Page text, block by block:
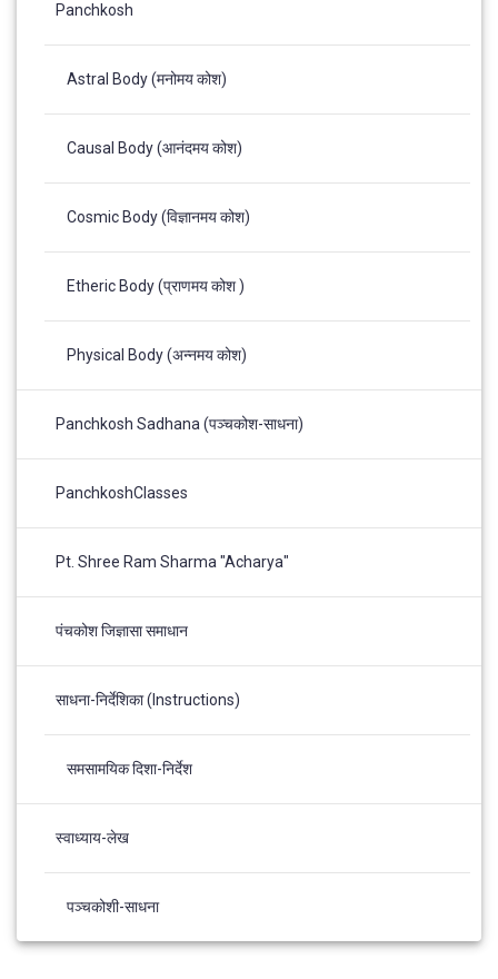
Panchkosh
Astral Body (मनोमय कोश)
Causal Body (आनंदमय कोश)
Cosmic Body (विज्ञानमय कोश)
Etheric Body (प्राणमय कोश )
Physical Body (अन्नमय कोश)
Panchkosh Sadhana (पञ्चकोश-साधना)
PanchkoshClasses
Pt. Shree Ram Sharma "Acharya"
पंचकोश जिज्ञासा समाधान
साधना-निर्देशिका (Instructions)
समसामयिक दिशा-निर्देश
स्वाध्याय-लेख
पञ्चकोशी-साधना